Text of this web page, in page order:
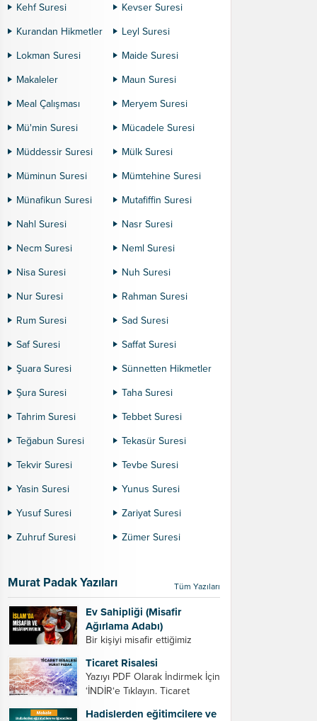
Kehf Suresi
Kevser Suresi
Kurandan Hikmetler
Leyl Suresi
Lokman Suresi
Maide Suresi
Makaleler
Maun Suresi
Meal Çalışması
Meryem Suresi
Mü'min Suresi
Mücadele Suresi
Müddessir Suresi
Mülk Suresi
Müminun Suresi
Mümtehine Suresi
Münafikun Suresi
Mutafiffin Suresi
Nahl Suresi
Nasr Suresi
Necm Suresi
Neml Suresi
Nisa Suresi
Nuh Suresi
Nur Suresi
Rahman Suresi
Rum Suresi
Sad Suresi
Saf Suresi
Saffat Suresi
Şuara Suresi
Sünnetten Hikmetler
Şura Suresi
Taha Suresi
Tahrim Suresi
Tebbet Suresi
Teğabun Suresi
Tekasür Suresi
Tekvir Suresi
Tevbe Suresi
Yasin Suresi
Yunus Suresi
Yusuf Suresi
Zariyat Suresi
Zuhruf Suresi
Zümer Suresi
Murat Padak Yazıları Tüm Yazıları
Ev Sahipliği (Misafir
Ağırlama Adabı)
Bir kişiyi misafir ettiğimiz
gereken bazı hususlar. 1.
Davet edeceğiniz kişiyi son
ana bırakmayın. Durumuna
göre bir gün önce, bir hafta
Ticaret Risalesi
Yazıyı PDF Olarak İndirmek İçin
‘İNDİR‘e Tıklayın. Ticaret
Hadislerden eğitimcilere ve